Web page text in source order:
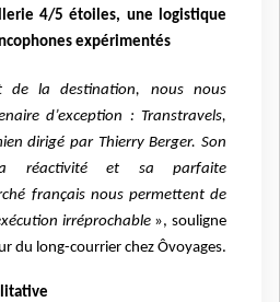
4/5 étoiles, une logistique
expérimentés
de la destination, nous nous
d’exception : Transtravels,
dirigé par Thierry Berger. Son
réactivité et sa parfaite
français nous permettent de
irréprochable », souligne
du long-courrier chez Ôvoyages.